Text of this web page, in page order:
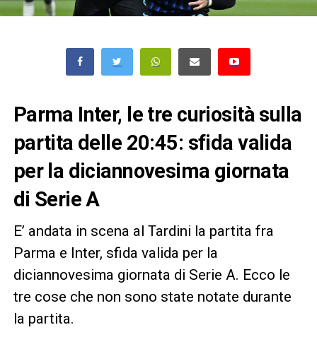
Parma Inter, le tre curiosità sulla
partita delle 20:45: sfida valida
per la diciannovesima giornata
di Serie A
E’ andata in scena al Tardini la partita fra
Parma e Inter, sfida valida per la
diciannovesima giornata di Serie A. Ecco le
tre cose che non sono state notate durante
la partita.